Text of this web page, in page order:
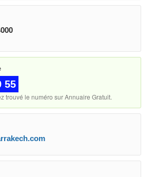
55
trouvé le numéro sur Annuaire Gratuit.